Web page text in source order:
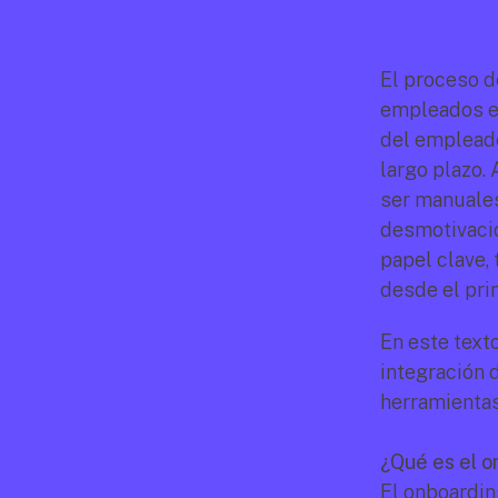
El proceso
empleados
del
largo plazo.
ser
papel
desde el
En este
integración
¿Qué es el
El